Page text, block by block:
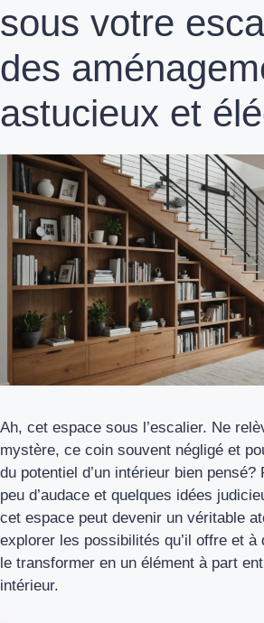
sous votre
des
astucieux et
Ah, cet espace sous l’escalier. Ne
mystère, ce coin souvent négligé et
du potentiel d’un intérieur bien pensé?
peu d’audace et quelques idées
cet espace peut devenir un véritable
explorer les possibilités qu’il offre et à
le transformer en un élément à part
intérieur.